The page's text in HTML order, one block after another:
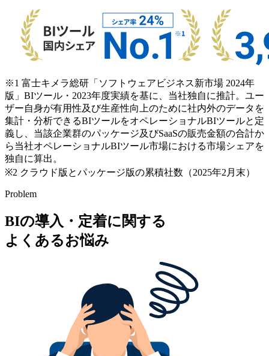
※1 富士キメラ総研「ソフトウェアビジネス新市場 2024年
版」BIツール・2023年度実績を基に、当社独自に推計。ユー
ザー自身が有用性及び生産性向上のために社内外のデータを
集計・分析できるBIツールをオペレーショナルBIツールと定
義し、当該企業群のパッケージ及びSaaSの販売金額の合計か
ら当社オペレーショナルBIツール市場における市場シェアを
独自に算出。
※2 クラウド版とパッケージ版の累積社数（2025年2月末）
Problem
BIの導入・定着に関する
よくあるお悩み